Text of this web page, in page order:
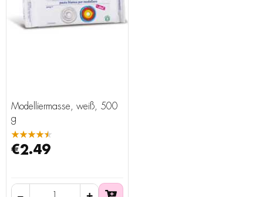
Modelliermasse, weiß, 500
g
★★★★★
€2.49